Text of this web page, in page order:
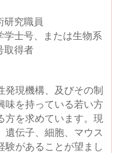
研究職員
学士号、または生物系
取得者
発現機構、及びその制
味を持っている若い方
方を求めています。現
遺伝子、細胞、マウス
験があることが望まし